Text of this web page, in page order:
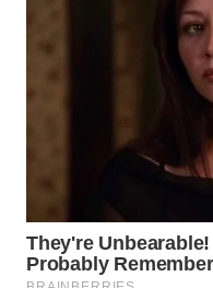
SERDANG
WN
PAKPAK